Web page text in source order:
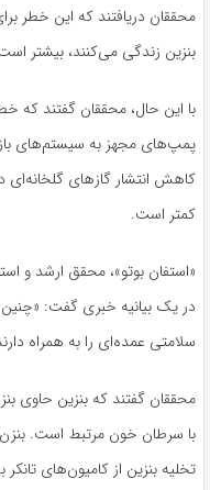
بنزین زندگی می‌کنند، بیشتر
با این حال، محققان گفتند که
پمپ‌های مجهز به سیستم‌های
کاهش انتشار گازهای
کمتر است.
«استفان بوتو»، محقق ارشد و
در یک بیانیه خبری گفت: «چنین
سلامتی عمده‌ای را به همراه
محققان گفتند که بنزین حاوی
با سرطان خون مرتبط است.
تخلیه بنزین از کامیون‌های